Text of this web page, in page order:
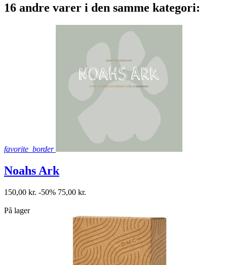
16 andre varer i den samme kategori:
favorite_border
Noahs Ark
150,00 kr. -50% 75,00 kr.
På lager